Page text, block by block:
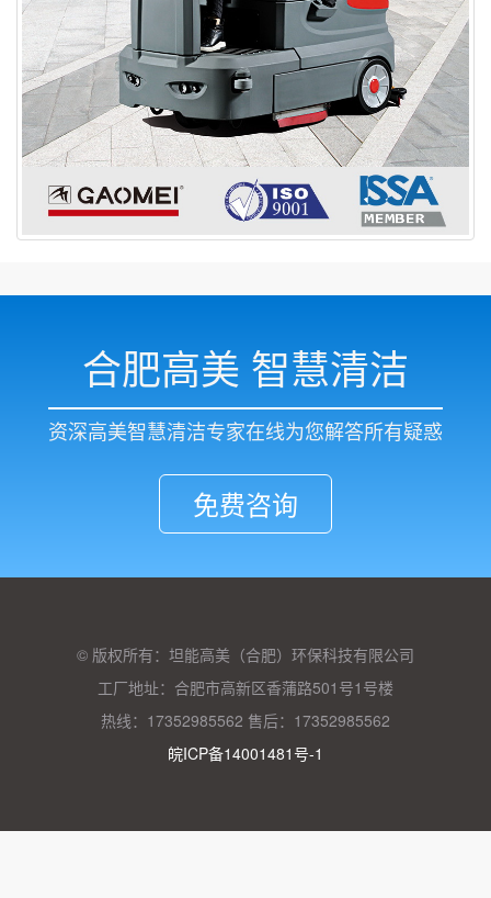
合肥高美 智慧清洁
资深高美智慧清洁专家在线为您解答所有疑惑
免费咨询
© 版权所有：坦能高美（合肥）环保科技有限公司
工厂地址：合肥市高新区香蒲路501号1号楼
热线：17352985562 售后：17352985562
皖ICP备14001481号-1